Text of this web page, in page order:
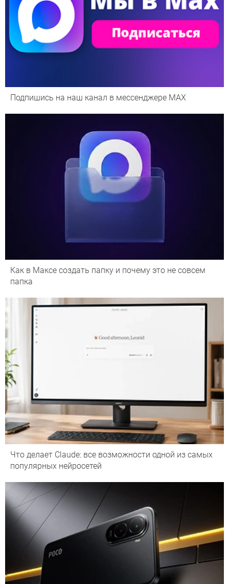
Подпишись на наш канал в мессенджере МАХ
Как в Максе создать папку и почему это не совсем
папка
Что делает Сlaude: все возможности одной из самых
популярных нейросетей